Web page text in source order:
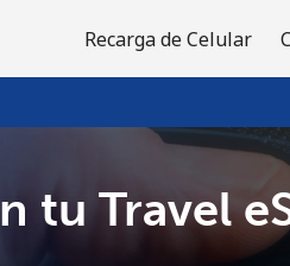
Recarga de Celular
tu Travel